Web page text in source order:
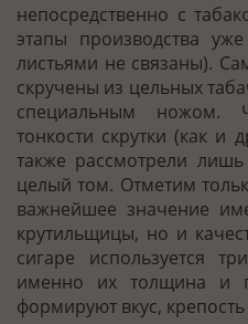
непосредственно с
этапы производства
листьями не связаны).
скручены из цельных
специальным ножом.
тонкости скрутки (как и
также рассмотрели
целый том. Отметим
важнейшее значение
крутильщицы, но и
сигаре используется
именно их толщина и
формируют вкус,